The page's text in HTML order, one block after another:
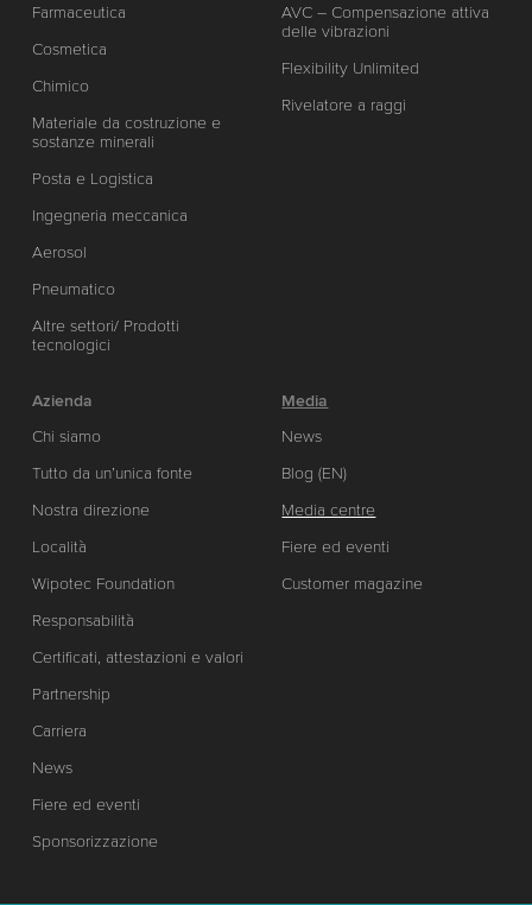
Farmaceutica
Cosmetica
Chimico
Materiale da costruzione e
sostanze minerali
Posta e Logistica
Ingegneria meccanica
Aerosol
Pneumatico
Altre settori/ Prodotti
tecnologici
AVC – Compensazione attiva
delle vibrazioni
Flexibility Unlimited
Rivelatore a raggi
Azienda
Chi siamo
Tutto da un’unica fonte
Nostra direzione
Località
Wipotec Foundation
Responsabilità
Certificati, attestazioni e valori
Partnership
Carriera
News
Fiere ed eventi
Sponsorizzazione
Media
News
Blog (EN)
Media centre
Fiere ed eventi
Customer magazine